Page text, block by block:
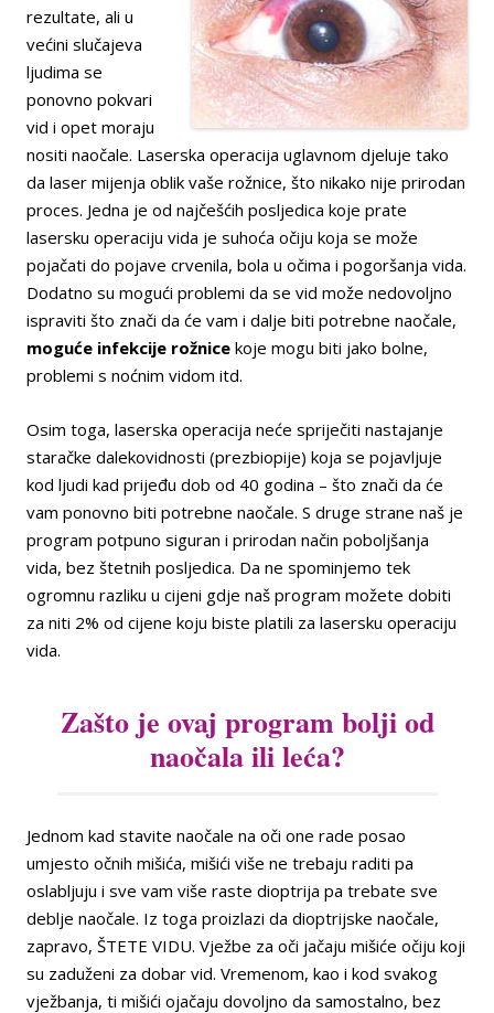
rezultate, ali u
većini slučajeva
ljudima se
ponovno pokvari
vid i opet moraju
nositi naočale. Laserska operacija uglavnom djeluje tako
da laser mijenja oblik vaše rožnice, što nikako nije prirodan
proces. Jedna je od najčešćih posljedica koje prate
lasersku operaciju vida je suhoća očiju koja se može
pojačati do pojave crvenila, bola u očima i pogoršanja vida.
Dodatno su mogući problemi da se vid može nedovoljno
ispraviti što znači da će vam i dalje biti potrebne naočale,
moguće infekcije rožnice koje mogu biti jako bolne,
problemi s noćnim vidom itd.
Osim toga, laserska operacija neće spriječiti nastajanje
staračke dalekovidnosti (prezbiopije) koja se pojavljuje
kod ljudi kad prijeđu dob od 40 godina – što znači da će
vam ponovno biti potrebne naočale. S druge strane naš je
program potpuno siguran i prirodan način poboljšanja
vida, bez štetnih posljedica. Da ne spominjemo tek
ogromnu razliku u cijeni gdje naš program možete dobiti
za niti 2% od cijene koju biste platili za lasersku operaciju
vida.
Zašto je ovaj program bolji od
naočala ili leća?
Jednom kad stavite naočale na oči one rade posao
umjesto očnih mišića, mišići više ne trebaju raditi pa
oslabljuju i sve vam više raste dioptrija pa trebate sve
deblje naočale. Iz toga proizlazi da dioptrijske naočale,
zapravo, ŠTETE VIDU. Vježbe za oči jačaju mišiće očiju koji
su zaduženi za dobar vid. Vremenom, kao i kod svakog
vježbanja, ti mišići ojačaju dovoljno da samostalno, bez